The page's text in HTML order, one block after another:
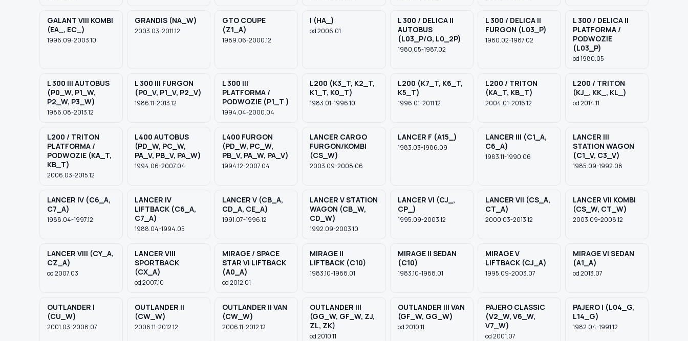
GALANT VIII KOMBI
(EA_, EC_)
1996.09-2003.10
GRANDIS (NA_W)
2003.03-2011.12
GTO COUPE
(Z1_A)
1989.06-2000.12
I (HA_)
od 2006.01
L 300 / DELICA II
AUTOBUS
(L03_P/G, L0_2P)
1980.05-1987.02
L 300 / DELICA II
FURGON (L03_P)
1980.02-1987.02
L 300 / DELICA II
PLATFORMA /
PODWOZIE
(L03_P)
od 1980.05
L 300 III AUTOBUS
(P0_W, P1_W,
P2_W, P3_W)
1986.08-2013.12
L 300 III FURGON
(P0_V, P1_V, P2_V)
1986.11-2013.12
L 300 III
PLATFORMA /
PODWOZIE (P1_T )
1994.04-2000.04
L200 (K3_T, K2_T,
K1_T, K0_T)
1983.01-1996.10
L200 (K7_T, K6_T,
K5_T)
1996.01-2011.12
L200 / TRITON
(KA_T, KB_T)
2004.01-2016.12
L200 / TRITON
(KJ_, KK_, KL_)
od 2014.11
L200 / TRITON
PLATFORMA /
PODWOZIE (KA_T,
KB_T)
2006.03-2015.12
L400 AUTOBUS
(PD_W, PC_W,
PA_V, PB_V, PA_W)
1994.06-2007.04
L400 FURGON
(PD_W, PC_W,
PB_V, PA_W, PA_V)
1994.12-2007.04
LANCER CARGO
FURGON/KOMBI
(CS_W)
2003.09-2008.06
LANCER F (A15_)
1983.03-1986.09
LANCER III (C1_A,
C6_A)
1983.11-1990.06
LANCER III
STATION WAGON
(C1_V, C3_V)
1985.09-1992.08
LANCER IV (C6_A,
C7_A)
1988.04-1997.12
LANCER IV
LIFTBACK (C6_A,
C7_A)
1988.04-1994.05
LANCER V (CB_A,
CD_A, CE_A)
1991.07-1996.12
LANCER V STATION
WAGON (CB_W,
CD_W)
1992.09-2003.10
LANCER VI (CJ_,
CP_)
1995.09-2003.12
LANCER VII (CS_A,
CT_A)
2000.03-2013.12
LANCER VII KOMBI
(CS_W, CT_W)
2003.09-2008.12
LANCER VIII (CY_A,
CZ_A)
od 2007.03
LANCER VIII
SPORTBACK
(CX_A)
od 2007.10
MIRAGE / SPACE
STAR VI LIFTBACK
(A0_A)
od 2012.01
MIRAGE II
LIFTBACK (C10)
1983.10-1988.01
MIRAGE II SEDAN
(C10)
1983.10-1988.01
MIRAGE V
LIFTBACK (CJ_A)
1995.09-2003.07
MIRAGE VI SEDAN
(A1_A)
od 2013.07
OUTLANDER I
(CU_W)
2001.03-2008.07
OUTLANDER II
(CW_W)
2006.11-2012.12
OUTLANDER II VAN
(CW_W)
2006.11-2012.12
OUTLANDER III
(GG_W, GF_W, ZJ,
ZL, ZK)
od 2010.11
OUTLANDER III VAN
(GF_W, GG_W)
od 2010.11
PAJERO CLASSIC
(V2_W, V6_W,
V7_W)
od 2001.07
PAJERO I (L04_G,
L14_G)
1982.04-1991.12